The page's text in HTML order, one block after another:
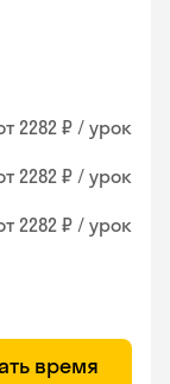
2282 ₽ / урок
2282 ₽ / урок
2282 ₽ / урок
время